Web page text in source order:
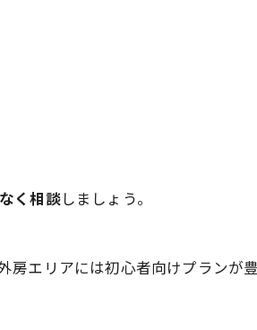
く相談しましょう。
エリアには初心者向けプランが